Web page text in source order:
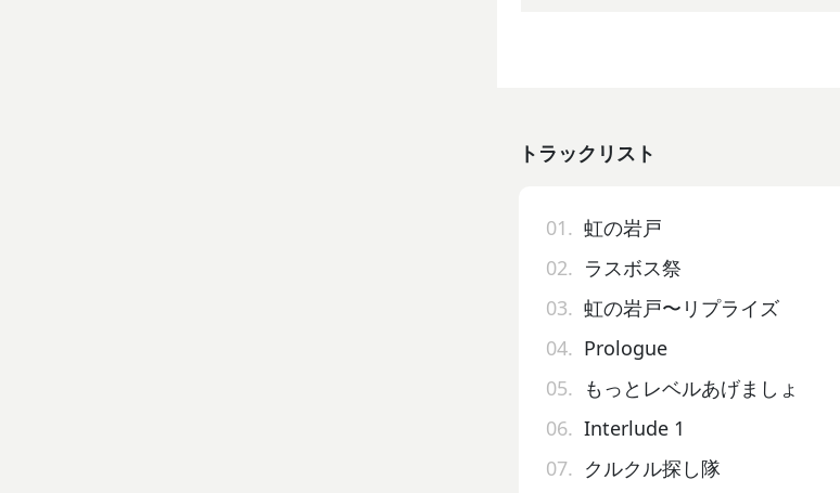
トラックリスト
01. 虹の岩戸
02. ラスボス祭
03. 虹の岩戸〜リプライズ
04. Prologue
05. もっとレベルあげましょ
06. Interlude 1
07. クルクル探し隊